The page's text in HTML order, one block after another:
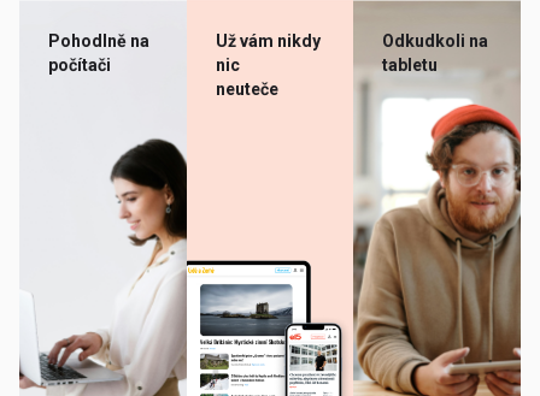
Pohodlně na
počítači
Už vám nikdy
nic
neuteče
Odkudkoli na
tabletu